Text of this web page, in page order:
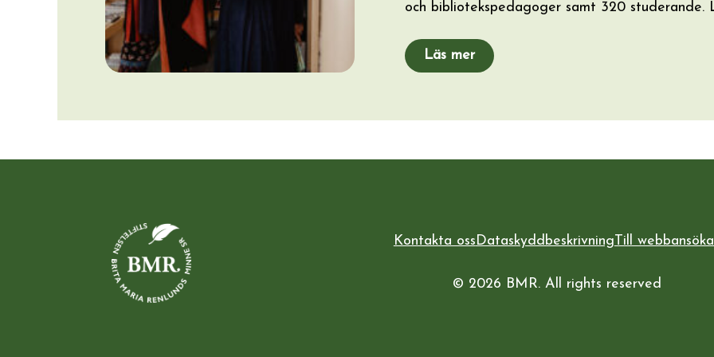
och bibliotekspedagoger samt 320 studerande.
Läs mer
Kontakta ossDataskyddbeskrivning Till
© 2026 BMR. All rights reserved